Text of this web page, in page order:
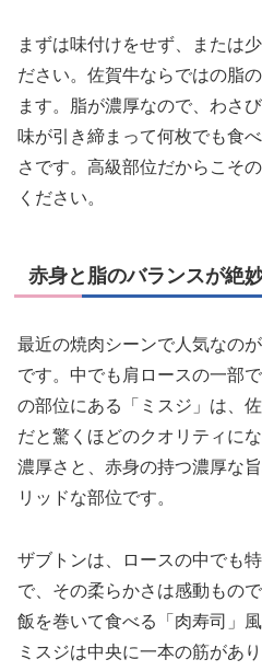
まずは味付けをせず、または
ださい。佐賀牛ならではの脂
ます。脂が濃厚なので、わさ
味が引き締まって何枚でも食
さです。高級部位だからこそ
ください。
赤身と脂のバランスが絶
最近の焼肉シーンで人気なの
です。中でも肩ロースの一部
の部位にある「ミスジ」は、
だと驚くほどのクオリティに
濃厚さと、赤身の持つ濃厚な
リッドな部位です。
ザブトンは、ロースの中でも
で、その柔らかさは感動もの
飯を巻いて食べる「肉寿司」
ミスジは中央に一本の筋があ